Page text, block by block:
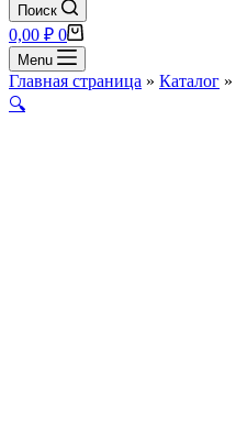
Поиск
Корзина
0,00 ₽ 0
Menu
Главная страница » Каталог »
🔍